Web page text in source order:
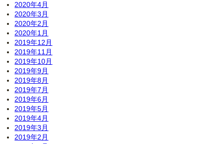
2020年4月
2020年3月
2020年2月
2020年1月
2019年12月
2019年11月
2019年10月
2019年9月
2019年8月
2019年7月
2019年6月
2019年5月
2019年4月
2019年3月
2019年2月